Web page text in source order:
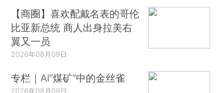
【商圈】喜欢配戴名表的哥伦
比亚新总统 商人出身拉美右
翼又一员
2026年08月09日
专栏｜AI“煤矿”中的金丝雀
2026年08月09日